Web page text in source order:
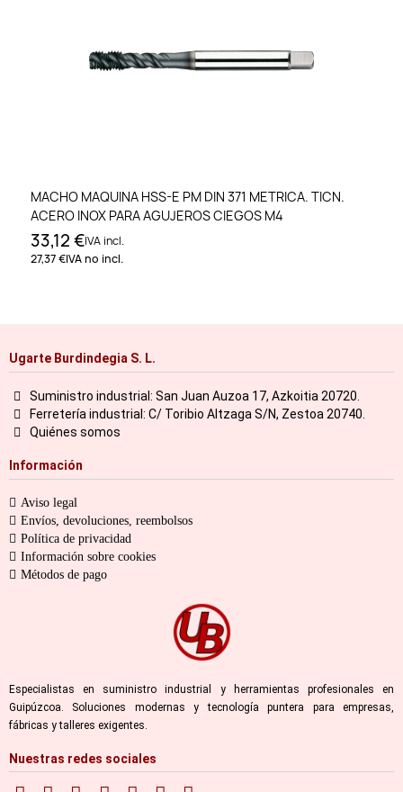
MACHO MAQUINA HSS-E PM DIN 371 METRICA. TICN.
ACERO INOX PARA AGUJEROS CIEGOS M4
33,12 €IVA incl.
27,37 €IVA no incl.
Ugarte Burdindegia S. L.
Suministro industrial: San Juan Auzoa 17, Azkoitia 20720.
Ferretería industrial: C/ Toribio Altzaga S/N, Zestoa 20740.
Quiénes somos
Información
Aviso legal
Envíos, devoluciones, reembolsos
Política de privacidad
Información sobre cookies
Métodos de pago
Especialistas en suministro industrial y herramientas profesionales en
Guipúzcoa. Soluciones modernas y tecnología puntera para empresas,
fábricas y talleres exigentes.
Nuestras redes sociales